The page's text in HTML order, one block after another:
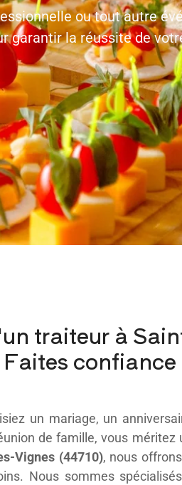
ou tout autre
garantir la réussite de
traiteur à
Faites
un mariage, un
de famille, vous
Vignes (44710), nous
Nous sommes